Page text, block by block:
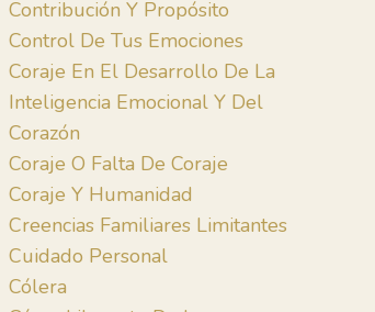
Contribución Y Propósito
Control De Tus Emociones
Coraje En El Desarrollo De La
Inteligencia Emocional Y Del
Corazón
Coraje O Falta De Coraje
Coraje Y Humanidad
Creencias Familiares Limitantes
Cuidado Personal
Cólera